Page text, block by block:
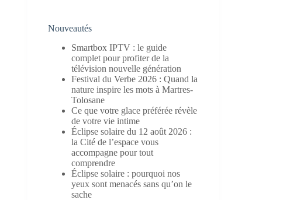
Nouveautés
Smartbox IPTV : le guide
complet pour profiter de la
télévision nouvelle génération
Festival du Verbe 2026 : Quand la
nature inspire les mots à Martres-
Tolosane
Ce que votre glace préférée révèle
de votre vie intime
Éclipse solaire du 12 août 2026 :
la Cité de l’espace vous
accompagne pour tout
comprendre
Éclipse solaire : pourquoi nos
yeux sont menacés sans qu’on le
sache